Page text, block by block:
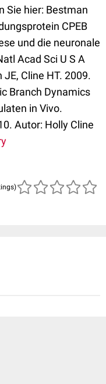
Sie hier: Bestman
CPEB
und die neuronale
Acad Sci U S A
Cline HT. 2009.
Branch Dynamics
in Vivo.
Autor: Holly Cline